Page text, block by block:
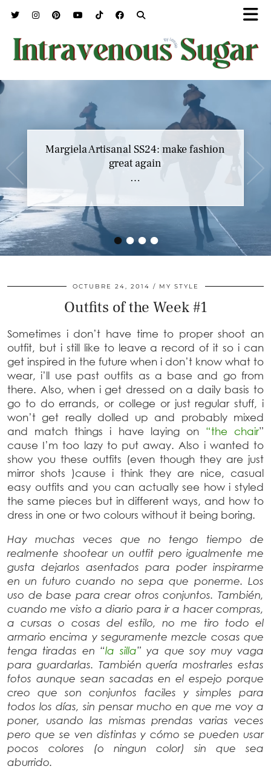
••••
Margiela Artisanal SS24: make fashion
great again
…
Marc Jacobs SS23 y el buscar confort en
nuestros héroes
…
OCTUBRE 24, 2014 MY STYLE
Outfits of the Week #1
Sometimes i don’t have time to proper shoot an
outfit, but i still like to leave a record of it so i can
get inspired in the future when i don’t know what to
wear, i’ll use past outfits as a base and go from
there. Also, when i get dressed on a daily basis to
go to do errands, or college or just regular stuff, i
won’t get really dolled up and probably mixed
and match things i have laying on “the chair”
cause I’m too lazy to put away. Also i wanted to
show you these outfits (even though they are just
mirror shots )cause i think they are nice, casual
easy outfits and you can actually see how i styled
the same pieces but in different ways, and how to
dress in one or two colours without it being boring.
Hay muchas veces que no tengo tiempo de
realmente shootear un outfit pero igualmente me
gusta dejarlos asentados para poder inspirarme
en un futuro cuando no sepa que ponerme. Los
uso de base para crear otros conjuntos. También,
cuando me visto a diario para ir a hacer compras,
a cursas o cosas del estilo, no me tiro todo el
armario encima y seguramente mezcle cosas que
tenga tiradas en “la silla” ya que soy muy vaga
para guardarlas. También quería mostrarles estas
fotos aunque sean sacadas en el espejo porque
creo que son conjuntos faciles y simples para
todos los días, sin pensar mucho en que me voy a
poner, usando las mismas prendas varias veces
pero que se ven distintas y cómo se pueden usar
pocos colores (o ningun color) sin que sea
aburrido.